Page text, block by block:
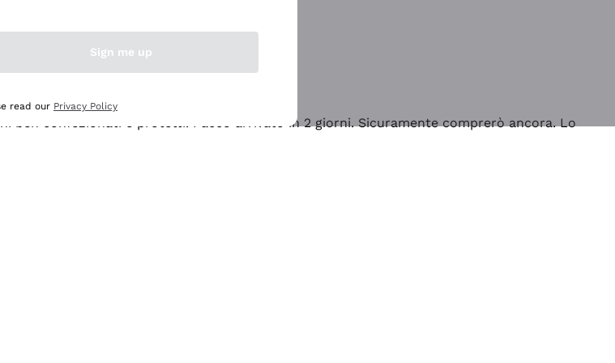
ben confezionati e protetti. Pacco arrivato in 2 giorni. Sicuramente comprerò ancora. Lo
Sign me up
read our Privacy Policy